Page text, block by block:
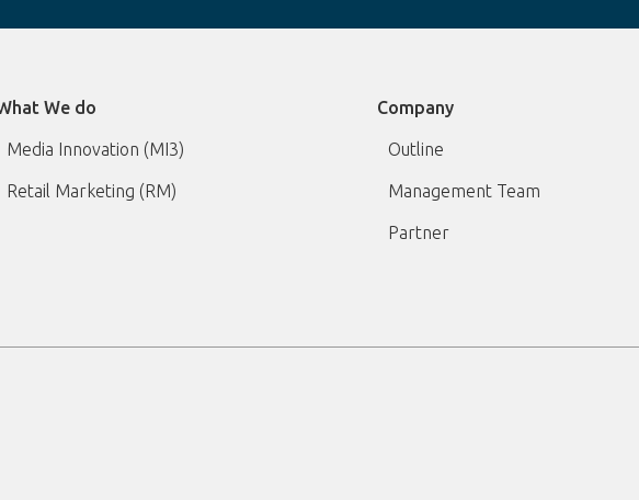
We do
Media Innovation (MI3)
Retail Marketing (RM)
Company
Outline
Management Team
Partner